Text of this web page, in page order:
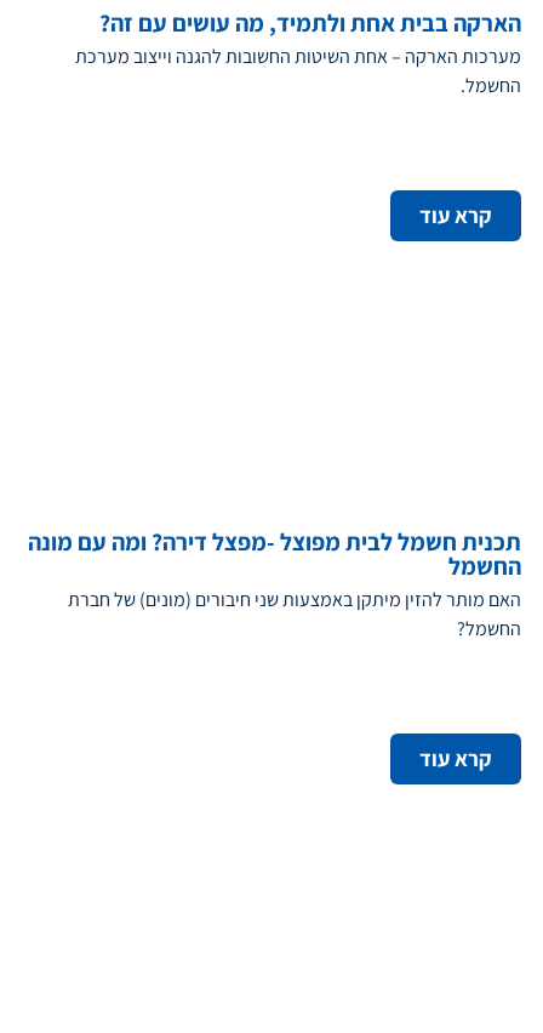
הארקה בבית אחת ולתמיד, מה עושים עם זה?
מערכות הארקה – אחת השיטות החשובות להגנה וייצוב מערכת
החשמל.
קרא עוד
תכנית חשמל לבית מפוצל -מפצל דירה? ומה עם מונה
החשמל
האם מותר להזין מיתקן באמצעות שני חיבורים (מונים) של חברת
החשמל?
קרא עוד